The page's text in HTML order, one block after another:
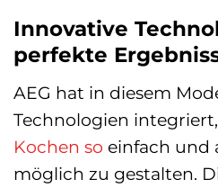
Innovative
perfekte
AEG hat in diesem
Technologien
Kochen so einfach und
möglich zu gestalten.